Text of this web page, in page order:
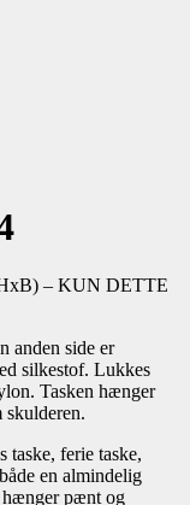
– KUN DETTE
anden side er
silkestof. Lukkes
Tasken hænger
taske, ferie taske,
en almindelig
hænger pænt og